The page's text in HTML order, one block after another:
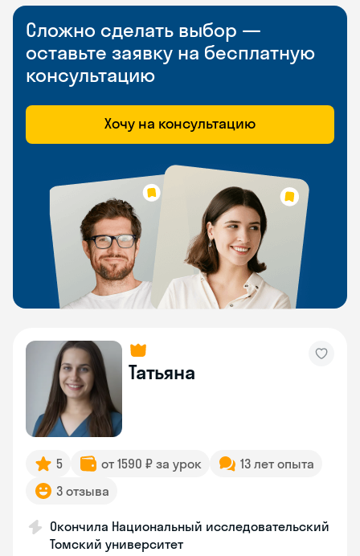
Сложно сделать выбор —
оставьте заявку на бесплатную
консультацию
Хочу на консультацию
Татьяна
5 от 1590 ₽ за урок
13 лет опыта
3 отзыва
Окончила Национальный исследовательский
Томский университет